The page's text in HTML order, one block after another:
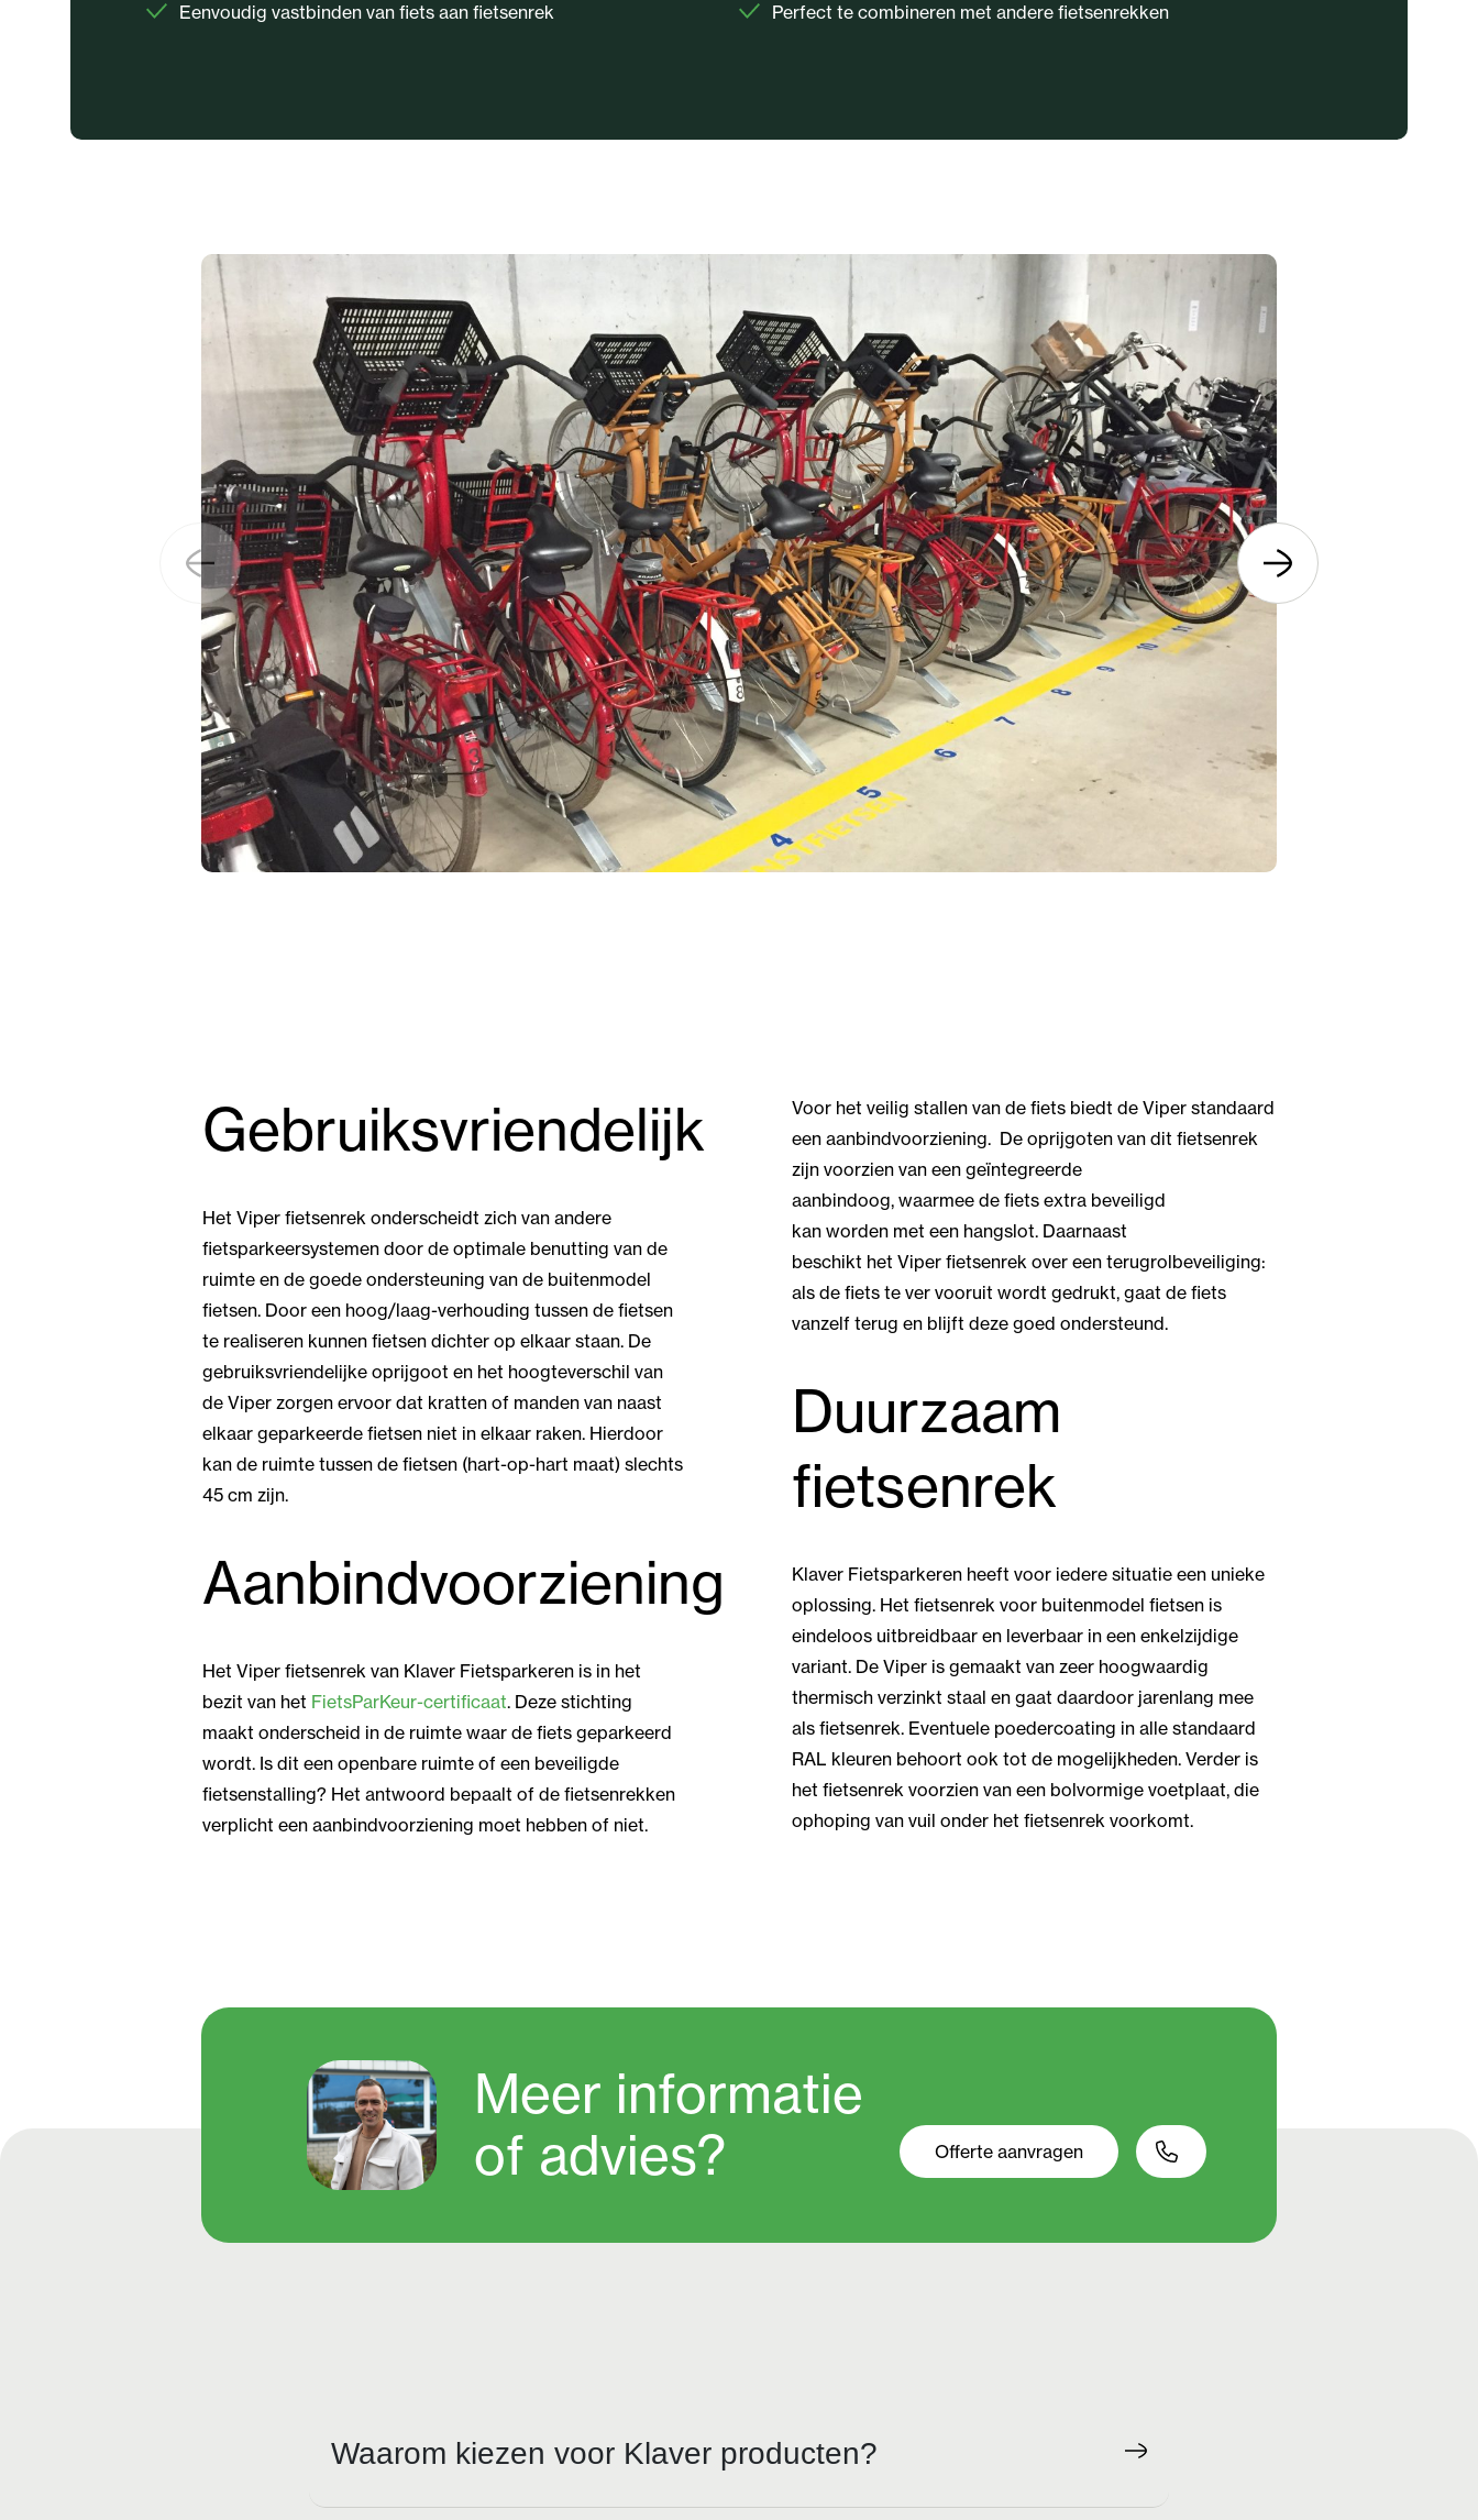
Eenvoudig vastbinden van fiets aan fietsenrek
Perfect te combineren met andere fietsenrekken
Gebruiksvriendelijk
Het Viper fietsenrek onderscheidt zich van andere
fietsparkeersystemen door de optimale benutting van de
ruimte en de goede ondersteuning van de buitenmodel
fietsen. Door een hoog/laag-verhouding tussen de fietsen
te realiseren kunnen fietsen dichter op elkaar staan. De
gebruiksvriendelijke oprijgoot en het hoogteverschil van
de Viper zorgen ervoor dat kratten of manden van naast
elkaar geparkeerde fietsen niet in elkaar raken. Hierdoor
kan de ruimte tussen de fietsen (hart-op-hart maat) slechts
45 cm zijn.
Aanbindvoorziening
Het Viper fietsenrek van Klaver Fietsparkeren is in het
bezit van het FietsParKeur-certificaat. Deze stichting
maakt onderscheid in de ruimte waar de fiets geparkeerd
wordt. Is dit een openbare ruimte of een beveiligde
fietsenstalling? Het antwoord bepaalt of de fietsenrekken
verplicht een aanbindvoorziening moet hebben of niet.
Voor het veilig stallen van de fiets biedt de Viper standaard
een aanbindvoorziening. De oprijgoten van dit fietsenrek
zijn voorzien van eengeïntegreerde
aanbindoog, waarmee de fiets extra beveiligd
kan worden met een hangslot. Daarnaast
beschikt het Viper fietsenrek over een terugrolbeveiliging:
als de fiets te ver vooruit wordt gedrukt, gaat de fiets
vanzelf terug en blijft deze goed ondersteund.
Duurzaam
fietsenrek
Klaver Fietsparkeren heeft voor iedere situatie een unieke
oplossing. Het fietsenrek voor buitenmodel fietsen is
eindeloos uitbreidbaar en leverbaar in een enkelzijdige
variant. De Viper is gemaakt van zeer hoogwaardig
thermisch verzinkt staal en gaat daardoor jarenlang mee
als fietsenrek. Eventuele poedercoating in alle standaard
RAL kleuren behoort ook tot de mogelijkheden. Verder is
het fietsenrek voorzien van een bolvormige voetplaat, die
ophoping van vuil onder het fietsenrek voorkomt.
Meer informatie
of advies?
Offerte aanvragen
Waarom kiezen voor Klaver producten?